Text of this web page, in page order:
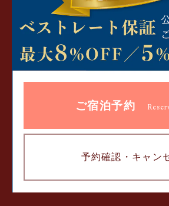
ご宿泊予約
予約確認・ キャン